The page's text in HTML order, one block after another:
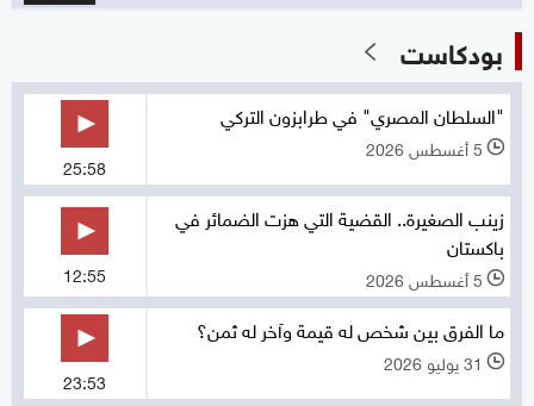
بودكاست
"السلطان المصري" في طرابزون التركي
l 5 أغسطس 2026
25:58
زينب الصغيرة.. القضية التي هزت الضمائر في
باكستان
l 5 أغسطس 2026 12:55
ما الفرق بين شخص له قيمة وآخر له ثمن؟
l 31 يوليو 2026
23:53